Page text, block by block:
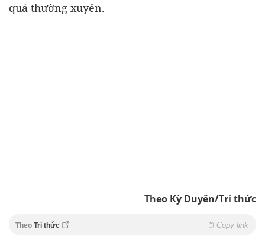
quá thường xuyên.
Theo Kỳ Duyên/Tri thức
Theo Tri thức Copy link